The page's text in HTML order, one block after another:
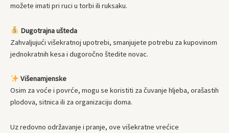
možete imati pri ruci u torbi ili ruksaku.
Dugotrajna ušteda
Zahvaljujući višekratnoj upotrebi, smanjujete potrebu za kupovinom
jednokratnih kesa i dugoročno štedite novac.
Višenamjenske
Osim za voće i povrće, mogu se koristiti za čuvanje hljeba, orašastih
plodova, sitnica ili za organizaciju doma.
Uz redovno održavanje i pranje, ove višekratne vrećice